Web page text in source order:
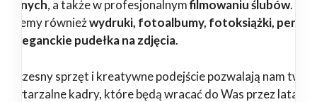
, a także w profesjonalnymfilmowaniu ślubów.
równieżwydruki, fotoalbumy, fotoksiążki,
eleganckie pudełka na zdjęcia.
sprzęt i kreatywne podejście pozwalają nam
kadry, które będą wracać do Was przez lata.